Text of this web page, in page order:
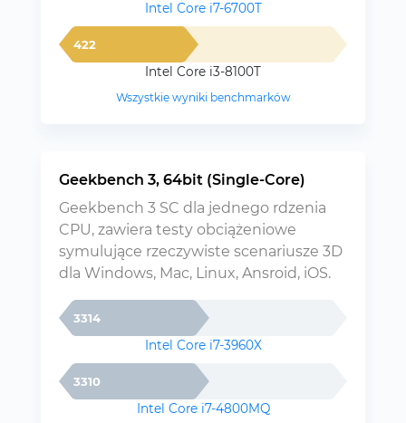
Intel Core i7-6700T
422
Intel Core i3-8100T
Wszystkie wyniki benchmarków
Geekbench 3, 64bit (Single-Core)
Geekbench 3 SC dla jednego rdzenia
CPU, zawiera testy obciążeniowe
symulujące rzeczywiste scenariusze 3D
dla Windows, Mac, Linux, Ansroid, iOS.
3314
Intel Core i7-3960X
3310
Intel Core i7-4800MQ